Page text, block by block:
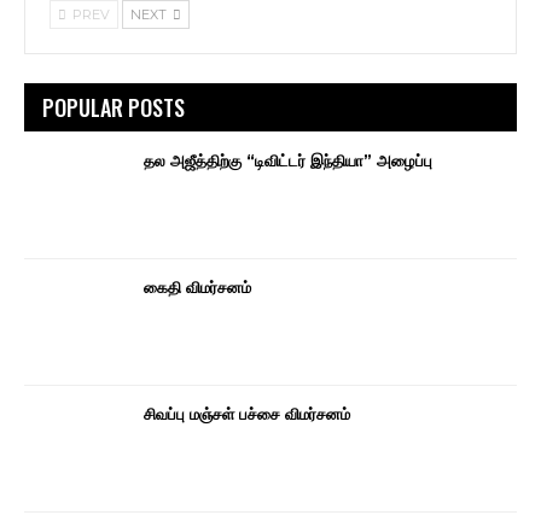
PREV NEXT
POPULAR POSTS
தல அஜீத்திற்கு “டிவிட்டர் இந்தியா” அழைப்பு
கைதி விமர்சனம்
சிவப்பு மஞ்சள் பச்சை விமர்சனம்